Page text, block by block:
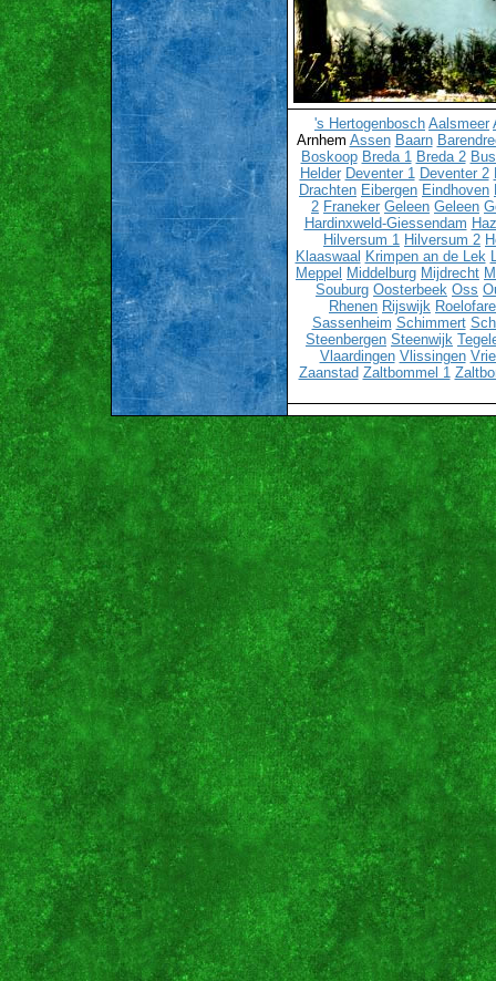
's Hertogenbosch Aalsmeer
Arnhem Assen Baarn
Boskoop Breda 1 Breda 2
Helder Deventer 1 Deventer 2
Drachten Eibergen Eindhoven
2 Franeker Geleen Geleen
Hardinxweld-Giessendam
Hilversum 1 Hilversum 2
Klaaswaal Krimpen an de Lek
Meppel Middelburg Mijdrecht
Souburg Oosterbeek Oss
Rhenen Rijswijk
Sassenheim Schimmert
Steenbergen Steenwijk
Vlaardingen Vlissingen
Zaanstad Zaltbommel 1